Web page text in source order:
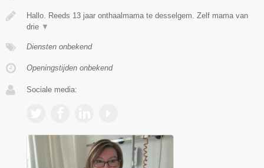
Hallo. Reeds 13 jaar onthaalmama te desselgem. Zelf mama van
drie ▼
Diensten onbekend
Openingstijden onbekend
Sociale media: